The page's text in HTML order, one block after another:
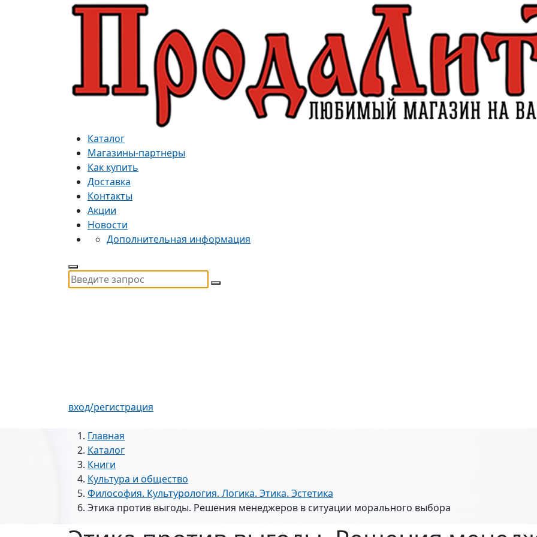
Каталог
Магазины-партнеры
Как купить
Доставка
Контакты
Акции
Новости
Дополнительная информация
вход/регистрация
Главная
Каталог
Книги
Культура и общество
Философия. Культурология. Логика. Этика. Эстетика
Этика против выгоды. Решения менеджеров в ситуации морального выбора